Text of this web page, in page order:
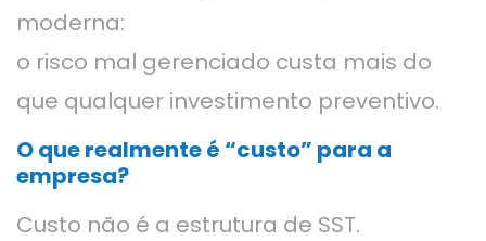
moderna:
o risco mal gerenciado custa mais do
que qualquer investimento preventivo.
O que realmente é “custo” para a
empresa?
Custo não é a estrutura de SST.